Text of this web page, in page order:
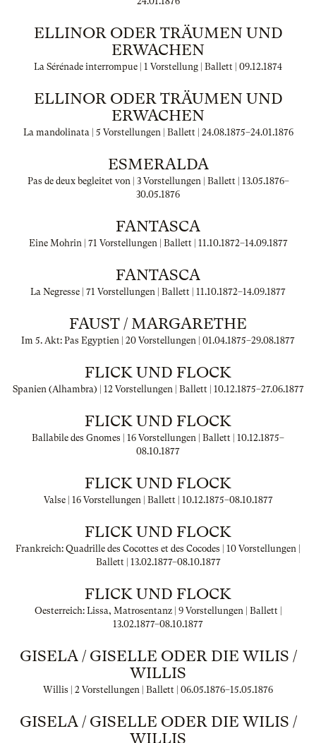
ELLINOR ODER TRÄUMEN UND
ERWACHEN
La Sérénade interrompue | 1 Vorstellung | Ballett | 09.12.1874
ELLINOR ODER TRÄUMEN UND
ERWACHEN
La mandolinata | 5 Vorstellungen | Ballett | 24.08.1875–24.01.1876
ESMERALDA
Pas de deux begleitet von | 3 Vorstellungen | Ballett | 13.05.1876–
30.05.1876
FANTASCA
Eine Mohrin | 71 Vorstellungen | Ballett | 11.10.1872–14.09.1877
FANTASCA
La Negresse | 71 Vorstellungen | Ballett | 11.10.1872–14.09.1877
FAUST / MARGARETHE
Im 5. Akt: Pas Egyptien | 20 Vorstellungen | 01.04.1875–29.08.1877
FLICK UND FLOCK
Spanien (Alhambra) | 12 Vorstellungen | Ballett | 10.12.1875–27.06.1877
FLICK UND FLOCK
Ballabile des Gnomes | 16 Vorstellungen | Ballett | 10.12.1875–
08.10.1877
FLICK UND FLOCK
Valse | 16 Vorstellungen | Ballett | 10.12.1875–08.10.1877
FLICK UND FLOCK
Frankreich: Quadrille des Cocottes et des Cocodes | 10 Vorstellungen |
Ballett | 13.02.1877–08.10.1877
FLICK UND FLOCK
Oesterreich: Lissa, Matrosentanz | 9 Vorstellungen | Ballett |
13.02.1877–08.10.1877
GISELA / GISELLE ODER DIE WILIS /
WILLIS
Willis | 2 Vorstellungen | Ballett | 06.05.1876–15.05.1876
GISELA / GISELLE ODER DIE WILIS /
WILLIS